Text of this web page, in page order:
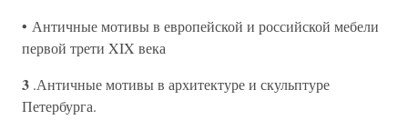
• Античные мотивы в европейской и российской мебели
первой трети XIX века
3 .Античные мотивы в архитектуре и скульптуре
Петербурга.